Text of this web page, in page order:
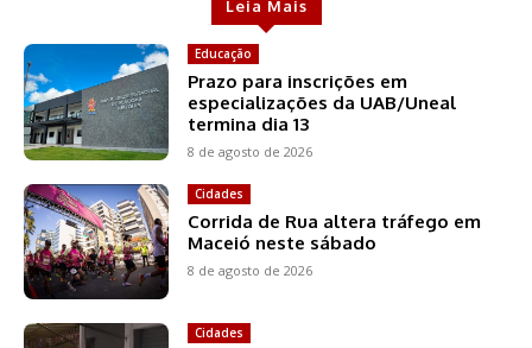
Leia Mais
Educação
Prazo para inscrições em
especializações da UAB/Uneal
termina dia 13
8 de agosto de 2026
Cidades
Corrida de Rua altera tráfego em
Maceió neste sábado
8 de agosto de 2026
Cidades